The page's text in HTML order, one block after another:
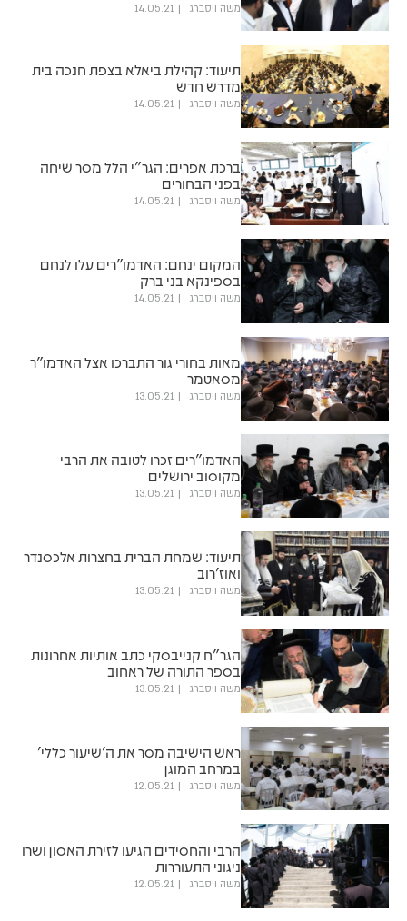
משה ויסברג 14.05.21
תיעוד: קהילת ביאלא בצפת חנכה בית
מדרש חדש
משה ויסברג 14.05.21
ברכת אפרים: הגר"י הלל מסר שיחה
בפני הבחורים
משה ויסברג 14.05.21
המקום ינחם: האדמו"רים עלו לנחם
בספינקא בני ברק
משה ויסברג 14.05.21
מאות בחורי גור התברכו אצל האדמו"ר
מסאטמר
משה ויסברג 13.05.21
האדמו"רים זכרו לטובה את הרבי
מקוסוב ירושלים
משה ויסברג 13.05.21
תיעוד: שמחת הברית בחצרות אלכסנדר
ואוז'רוב
משה ויסברג 13.05.21
הגר"ח קנייבסקי כתב אותיות אחרונות
בספר התורה של ראחוב
משה ויסברג 13.05.21
ראש הישיבה מסר את ה'שיעור כללי'
במרחב המוגן
משה ויסברג 12.05.21
הרבי והחסידים הגיעו לזירת האסון ושרו
ניגוני התעוררות
משה ויסברג 12.05.21